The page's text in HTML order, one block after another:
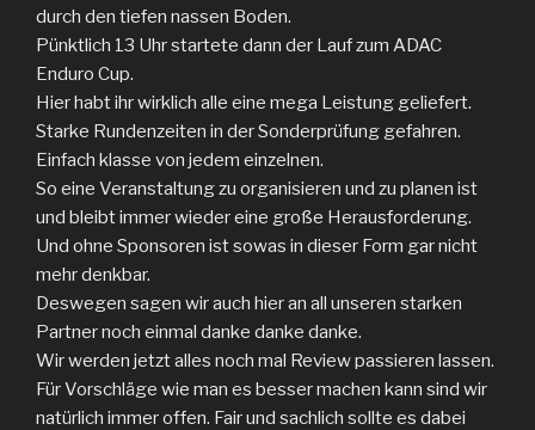
durch den tiefen nassen Boden.
Pünktlich 13 Uhr startete dann der Lauf zum ADAC
Enduro Cup.
Hier habt ihr wirklich alle eine mega Leistung geliefert.
Starke Rundenzeiten in der Sonderprüfung gefahren.
Einfach klasse von jedem einzelnen.
So eine Veranstaltung zu organisieren und zu planen ist
und bleibt immer wieder eine große Herausforderung.
Und ohne Sponsoren ist sowas in dieser Form gar nicht
mehr denkbar.
Deswegen sagen wir auch hier an all unseren starken
Partner noch einmal danke danke danke.
Wir werden jetzt alles noch mal Review passieren lassen.
Für Vorschläge wie man es besser machen kann sind wir
natürlich immer offen. Fair und sachlich sollte es dabei